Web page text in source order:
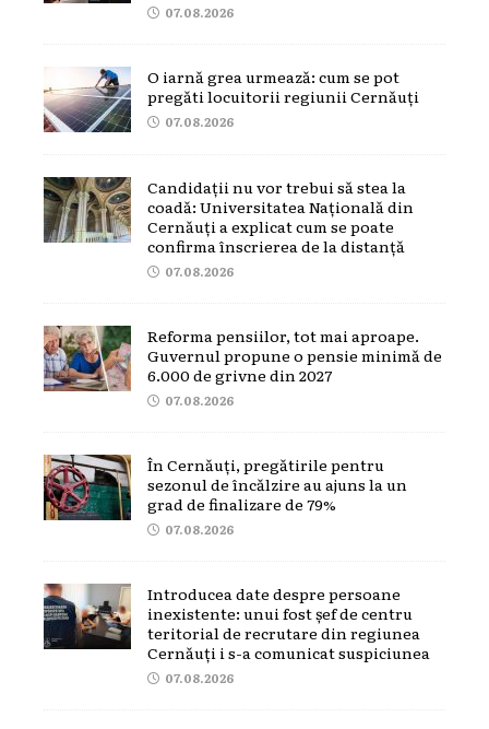
07.08.2026
O iarnă grea urmează: cum se pot
pregăti locuitorii regiunii Cernăuți
07.08.2026
Candidații nu vor trebui să stea la
coadă: Universitatea Națională din
Cernăuți a explicat cum se poate
confirma înscrierea de la distanță
07.08.2026
Reforma pensiilor, tot mai aproape.
Guvernul propune o pensie minimă de
6.000 de grivne din 2027
07.08.2026
În Cernăuți, pregătirile pentru
sezonul de încălzire au ajuns la un
grad de finalizare de 79%
07.08.2026
Introducea date despre persoane
inexistente: unui fost șef de centru
teritorial de recrutare din regiunea
Cernăuți i s-a comunicat suspiciunea
07.08.2026